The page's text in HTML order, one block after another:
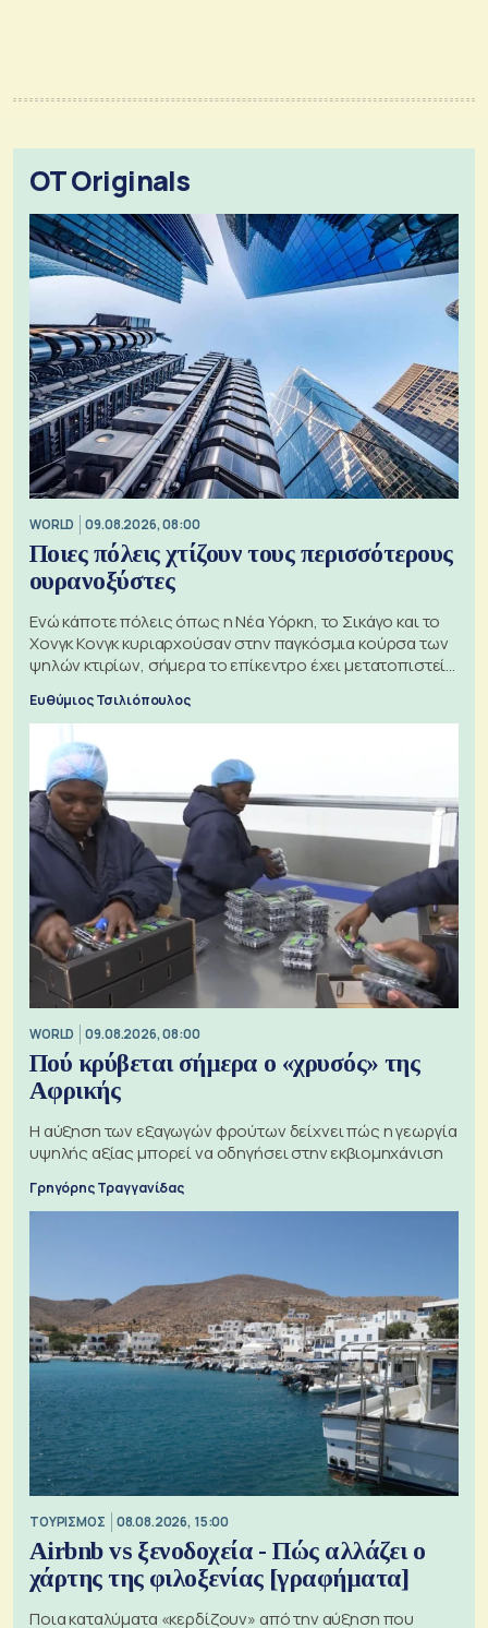
OT Originals
WORLD 09.08.2026, 08:00
Ποιες πόλεις χτίζουν τους περισσότερους
ουρανοξύστες
Ενώ κάποτε πόλεις όπως η Νέα Υόρκη, το Σικάγο και το
Χονγκ Κονγκ κυριαρχούσαν στην παγκόσμια κούρσα των
ψηλών κτιρίων, σήμερα το επίκεντρο έχει μετατοπιστεί
Ευθύμιος Τσιλιόπουλος
WORLD 09.08.2026, 08:00
Πού κρύβεται σήμερα ο «χρυσός» της
Αφρικής
Η αύξηση των εξαγωγών φρούτων δείχνει πώς η γεωργία
υψηλής αξίας μπορεί να οδηγήσει στην εκβιομηχάνιση
Γρηγόρης Τραγγανίδας
ΤΟΥΡΙΣΜΟΣ 08.08.2026, 15:00
Airbnb vs ξενοδοχεία - Πώς αλλάζει ο
χάρτης της φιλοξενίας [γραφήματα]
Ποια καταλύματα «κερδίζουν» από την αύξηση που